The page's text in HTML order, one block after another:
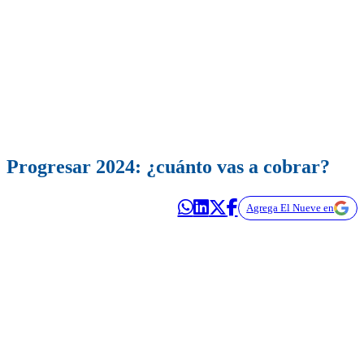
Progresar 2024: ¿cuánto vas a cobrar?
Agrega El Nueve en